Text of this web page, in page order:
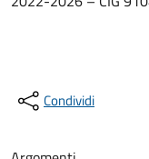
Condividi